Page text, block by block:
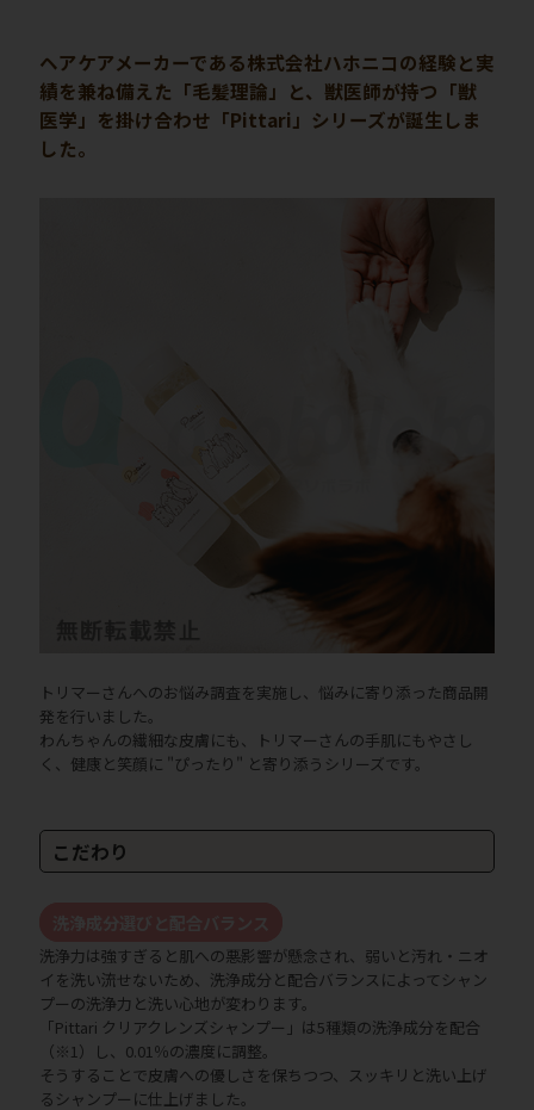
ヘアケアメーカーである株式会社ハホニコの経験と実
績を兼ね備えた「毛髪理論」と、獣医師が持つ「獣
医学」を掛け合わせ「Pittari」シリーズが誕生しま
した。
トリマーさんへのお悩み調査を実施し、悩みに寄り添った商品開
発を行いました。
わんちゃんの繊細な皮膚にも、トリマーさんの手肌にもやさし
く、健康と笑顔に "ぴったり" と寄り添うシリーズです。
こだわり
洗浄力は強すぎると肌への悪影響が懸念され、弱いと汚れ・ニオ
イを洗い流せないため、洗浄成分と配合バランスによってシャン
プーの洗浄力と洗い心地が変わります。
「Pittari クリアクレンズシャンプー」は5種類の洗浄成分を配合
（※1）し、0.01％の濃度に調整。
そうすることで皮膚への優しさを保ちつつ、スッキリと洗い上げ
るシャンプーに仕上げました。